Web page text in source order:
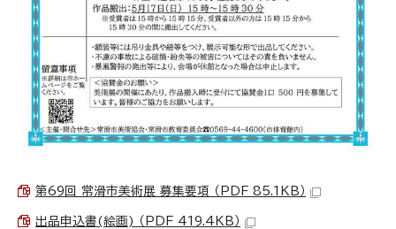
第69回 常滑市美術展 募集要項 （PDF 85.1KB）
出品申込書(絵画) （PDF 419.4KB）